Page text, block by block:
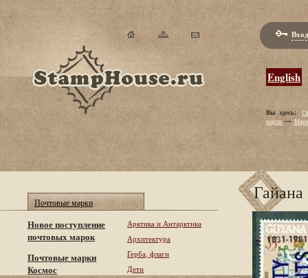
English
Вы здесь:
марки
Почтовые марки
Новое поступление
почтовых марок
Почтовые марки
Космос
Арктика и Антарктика
Архитектура
Герба, флаги
Дети